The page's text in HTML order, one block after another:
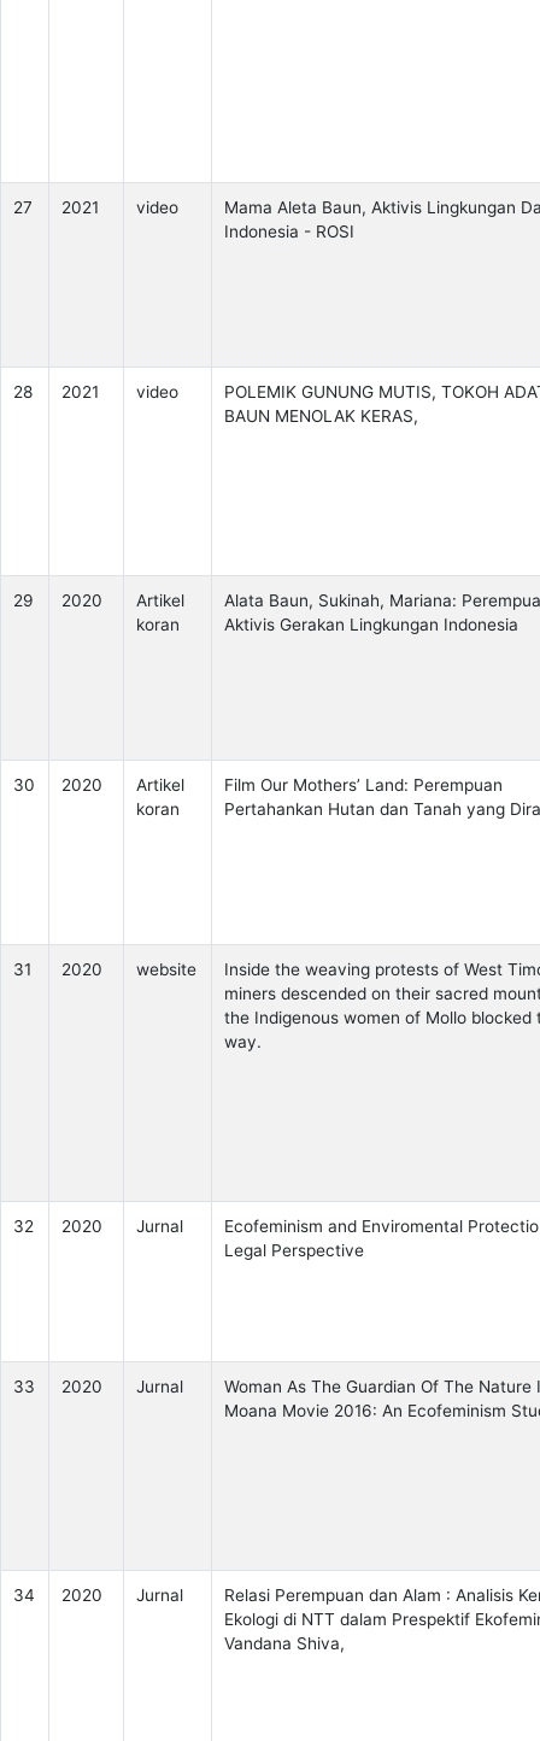
27 2021 video
Mama Aleta Baun, Aktivis Lingkungan
Indonesia - ROSI
28 2021 video
POLEMIK GUNUNG MUTIS, TOKOH
BAUN MENOLAK KERAS,
29 2020
Artikel
koran
Alata Baun, Sukinah, Mariana:
Aktivis Gerakan Lingkungan Indonesia
30 2020
Artikel
koran
Film Our Mothers’ Land: Perempuan
Pertahankan Hutan dan Tanah yang
31 2020 website
Inside the weaving protests of West
miners descended on their sacred
the Indigenous women of Mollo blocked
way.
32 2020 Jurnal
Ecofeminism and Enviromental
Legal Perspective
33 2020 Jurnal
Woman As The Guardian Of The Nature
Moana Movie 2016: An Ecofeminism
34 2020 Jurnal
Relasi Perempuan dan Alam : Analisis
Ekologi di NTT dalam Prespektif
Vandana Shiva,